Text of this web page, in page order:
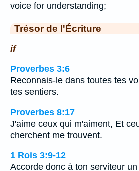
voice for understanding;
Trésor de l'Écriture
if
Proverbes 3:6
Reconnais-le dans toutes tes
tes sentiers.
Proverbes 8:17
J'aime ceux qui m'aiment, Et
cherchent me trouvent.
1 Rois 3:9-12
Accorde donc à ton serviteur